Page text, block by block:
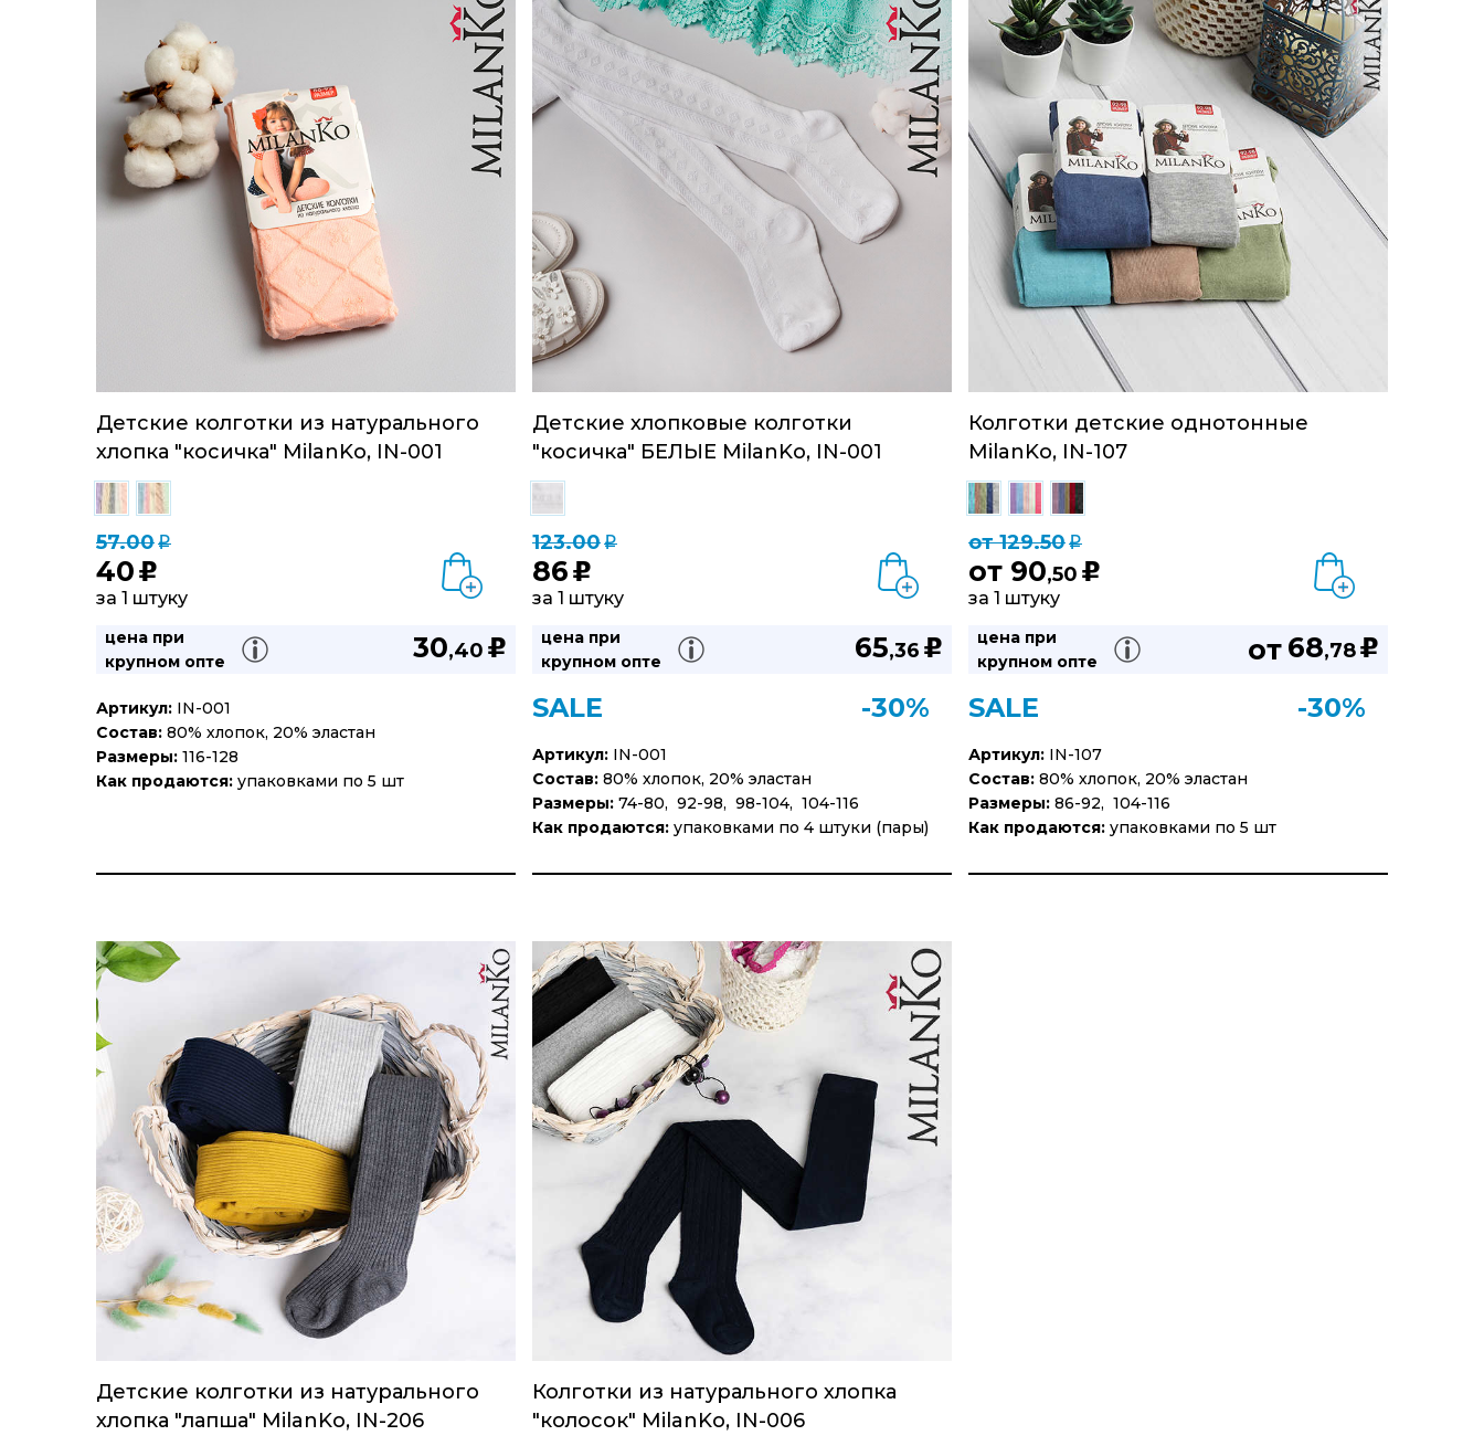
Детские колготки из натурального
хлопка "косичка" MilanKo, IN-001
57.00q
40 u
за 1 штуку
цена при
крупном опте
30,40 u
Артикул: IN-001
Состав: 80% хлопок, 20% эластан
Размеры: 116-128
Как продаются: упаковками по 5 шт
Детские хлопковые колготки
"косичка" БЕЛЫЕ MilanKo, IN-001
123.00q
86 u
за 1 штуку
цена при
крупном опте
65,36 u
SALE -30%
Артикул: IN-001
Состав: 80% хлопок, 20% эластан
Размеры: 74-80, 92-98, 98-104, 104-116
Как продаются: упаковками по 4 штуки (пары)
Колготки детские однотонные
MilanKo, IN-107
от 129.50q
от 90,50 u
за 1 штуку
цена при
крупном опте
от 68,78u
SALE -30%
Артикул: IN-107
Состав: 80% хлопок, 20% эластан
Размеры: 86-92, 104-116
Как продаются: упаковками по 5 шт
Детские колготки из натурального
хлопка "лапша" MilanKo, IN-206
Колготки из натурального хлопка
"колосок" MilanKo, IN-006